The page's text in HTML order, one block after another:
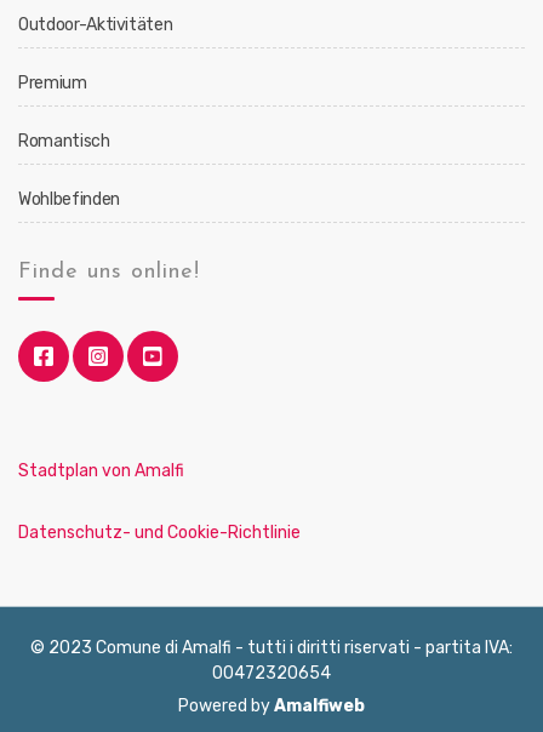
Outdoor-Aktivitäten
Premium
Romantisch
Wohlbefinden
Finde uns online!
Stadtplan von Amalfi
Datenschutz- und Cookie-Richtlinie
© 2023 Comune di Amalfi - tutti i diritti riservati - partita IVA:
00472320654
Powered byAmalfiweb